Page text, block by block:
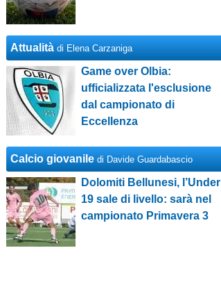
Attualità di Elena Carzaniga
Game over Olbia:
ufficializzata l'esclusione
dal campionato di
Eccellenza
Calcio giovanile di Davide Guardabascio
Dolomiti Bellunesi, l’Under
19 sale di livello: sarà nel
campionato Primavera 3